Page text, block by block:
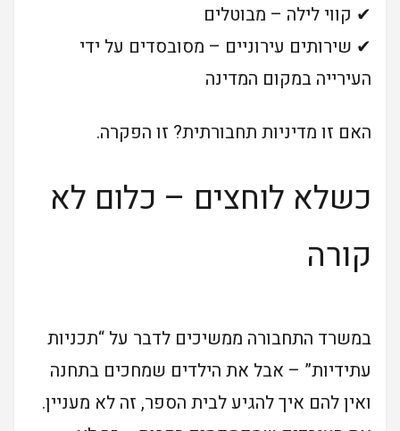
✔ קווי לילה – מבוטלים
✔ שירותים עירוניים – מסובסדים על ידי
העירייה במקום המדינה
האם זו מדיניות תחבורתית? זו הפקרה.
כשלא לוחצים – כלום לא
קורה
במשרד התחבורה ממשיכים לדבר על “תכניות
עתידיות” – אבל את הילדים שמחכים בתחנה
ואין להם איך להגיע לבית הספר, זה לא מעניין.